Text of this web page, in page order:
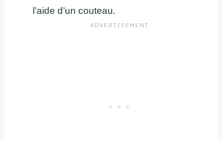
l’aide d’un couteau.